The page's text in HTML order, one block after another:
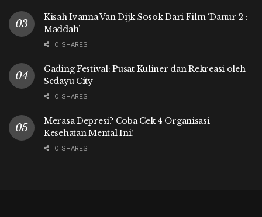
Kisah Ivanna Van Dijk Sosok Dari Film ‘Danur 2 :
Maddah’
0 SHARES
Gading Festival: Pusat Kuliner dan Rekreasi oleh
Sedayu City
0 SHARES
Merasa Depresi? Coba Cek 4 Organisasi
Kesehatan Mental Ini!
0 SHARES